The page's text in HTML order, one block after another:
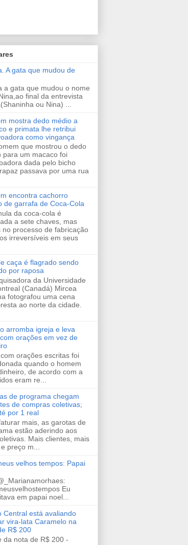
A gata que mudou de
a gata que mudou o nome
final da entrevista
ou Nina) ...
mostra dedo médio a
e primata lhe retribui
como vingança
que mostrou o dedo
para um macaco foi
dada pelo bicho
passava por uma rua
encontra cachorro
de garrafa de Coca-Cola
da coca-cola é
a sete chaves, mas
no processo de fabricação
irreversíveis em seus
caça é flagrado sendo
por raposa
da Universidade
(Canadá) Mircea
fotografou uma cena
ao norte da cidade.
arromba igreja e leva
orações em vez de
orações escritas foi
quando o homem
de acordo com a
eram re...
de programa chegam
de compras coletivas;
por 1 real
mais, as garotas de
estão aderindo aos
Mais clientes, mais
preço m...
velhos tempos: Papai
Eu
em papai noel...
Central está avaliando
vira-lata Caramelo na
R$ 200
da nota de R$ 200 -